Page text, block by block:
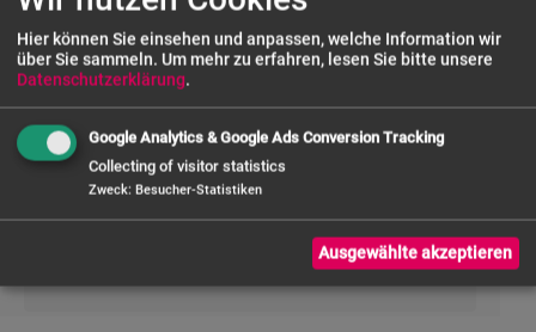
UNSERE SERVICES
FRAGE ZUM PRODUKT
Hier können Sie einsehen und anpassen, welche Information wir
über Sie sammeln. Um mehr zu erfahren, lesen Sie bitte unsere
Datenschutzerklärung.
Google Analytics & Google Ads Conversion Tracking
Collecting of visitor statistics
Zweck: Besucher-Statistiken
Ausgewählte akzeptieren